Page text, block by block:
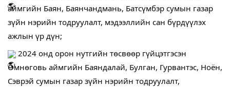
аймгийн Баян, Баянчандмань, Батсүмбэр сумын газар
зүйн нэрийн тодруулалт, мэдээллийн сан бүрдүүлэх
ажлын үр дүн;
2024 онд орон нутгийн төсвөөр гүйцэтгэсэн
Өмнөговь аймгийн Баяндалай, Булган, Гурвантэс, Ноён,
Сэврэй сумын газар зүйн нэрийн тодруулалт,